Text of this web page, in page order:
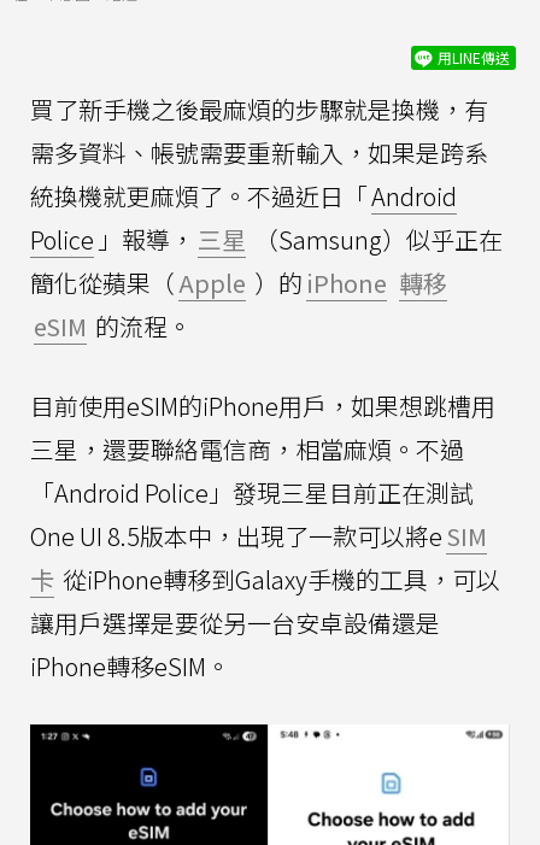
用LINE傳送
買了新手機之後最麻煩的步驟就是換機，有
需多資料、帳號需要重新輸入，如果是跨系
統換機就更麻煩了。不過近日「Android
Police 」報導， 三星
（Samsung）似乎正在
簡化從蘋果（Apple ）的 iPhone 轉移
eSIM 的流程。
目前使用eSIM的iPhone用戶，如果想跳槽用
三星，還要聯絡電信商，相當麻煩。不過
「Android Police」發現三星目前正在測試
One UI 8.5版本中，出現了一款可以將eSIM
卡 從iPhone轉移到Galaxy手機的工具，可以
讓用戶選擇是要從另一台安卓設備還是
iPhone轉移eSIM。